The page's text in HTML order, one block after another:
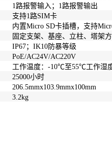
1路报警输入；1路报警输出
支持1路SIM卡
内置Micro SD卡插槽，支持
固定支架、基座、立柱、塔架
IP67；IK10防暴等级
PoE/AC24V/AC220V
工作温度：-10℃至55℃工作湿
25000小时
206.5mmx103.9mmx100mm
3.2kg